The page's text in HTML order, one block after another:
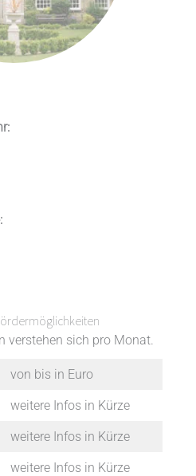
verstehen sich pro Monat.
von bis in Euro
weitere Infos in Kürze
weitere Infos in Kürze
weitere Infos in Kürze